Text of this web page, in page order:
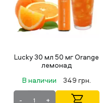
Flavorlab Rainberry
Sparking Watermelon
мл 50 мг
В наличии 499 грн.